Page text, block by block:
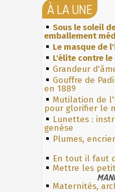
À LA UNE
Sous le soleil
emballement
Le masque de
L'élite contre le
Grandeur
Gouffre de
en 1889
Mutilation de
pour glorifier le
Lunettes :
genèse
Plumes,
En tout il faut
Mettre les
Maternités,